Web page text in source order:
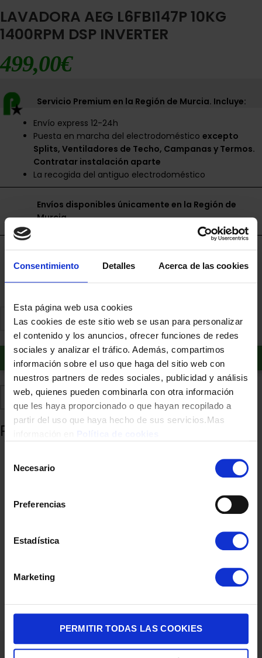
Consentimiento Detalles Acerca de las cookies
Esta página web usa cookies
Las cookies de este sitio web se usan para personalizar
el contenido y los anuncios, ofrecer funciones de redes
sociales y analizar el tráfico. Además, compartimos
información sobre el uso que haga del sitio web con
nuestros partners de redes sociales, publicidad y análisis
web, quienes pueden combinarla con otra información
que les haya proporcionado o que hayan recopilado a
partir del uso que haya hecho de sus servicios.Mas
Necesario
Preferencias
Estadística
Marketing
PERMITIR TODAS LAS COOKIES
LAVADORA AEG L6FBI147P 10KG
1400RPM DSP INVERTER
499,00€
Servicio Premium en la Región de Murcia. Incluye:
Envío express 12-24h
Puesta en marcha del electrodomésticoexcepto
Splits, Ventiladores de Techo, Campanas y Termos.
Contratar instalación aparte
La recogida del antiguo electrodoméstico
Envíos disponibles únicamente en la Región de
Murcia.
Financia a plazos con Cetelem
+ info
Añadir al carrito
Añadir a favoritos Comparte
Productos relacionados
LAVADORA ARTICA AQUAPLUS10AB2 10K 1400R BCO
369,00€